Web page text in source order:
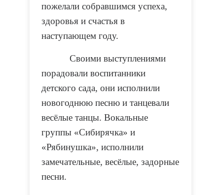
пожелали собравшимся успеха,
здоровья и счастья в
наступающем году.
Своими выступлениями
порадовали воспитанники
детского сада, они исполнили
новогоднюю песню и танцевали
весёлые танцы. Вокальные
группы «Сибирячка» и
«Рябинушка», исполнили
замечательные, весёлые, задорные
песни.